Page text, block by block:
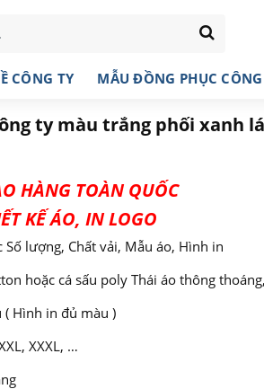
CÔNG TY MẪU ĐỒNG PHỤC
ty màu trắng phối xanh lá
HÀNG TOÀN QUỐC
KẾ ÁO, IN LOGO
lượng, Chất vải, Mẫu áo, Hình in
hoặc cá sấu poly Thái áo thông
Hình in đủ màu )
XXXL, …